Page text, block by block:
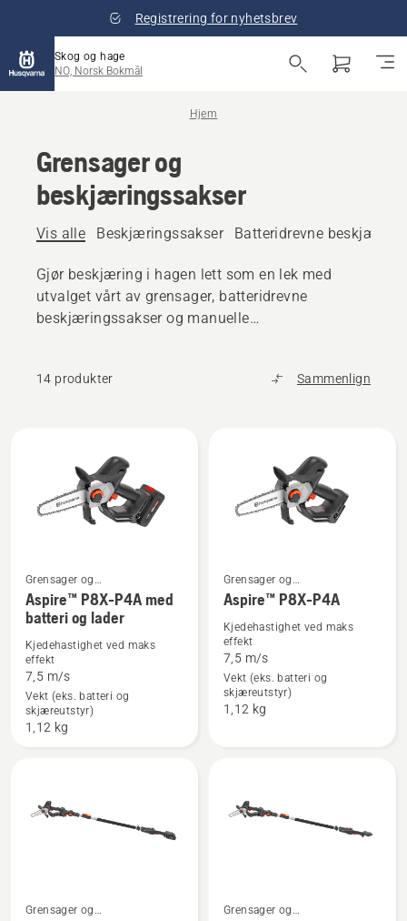
Registrering for nyhetsbrev
Skog og hage
NO, Norsk Bokmål
Hjem
Grensager og
beskjæringssakser
Vis alle Beskjæringssakser Batteridrevne
Gjør beskjæring i hagen lett som en lek med
utvalget vårt av grensager, batteridrevne
beskjæringssakser og manuelle
14 produkter Sammenlign
produkter
Se
flere
detaljer
om
Aspire™
P8X-
P4A
lader
Grensager og
beskjæringssakser
Aspire™ P8X-P4A med
batteri og lader
Kjedehastighet ved maks
effekt
7,5 m/s
Vekt (eks. batteri og
skjæreutstyr)
1,12 kg
Se
flere
detaljer
om
Aspire™
P8X-
Grensager og
beskjæringssakser
Aspire™ P8X-P4A
Kjedehastighet ved maks
effekt
7,5 m/s
Vekt (eks. batteri og
skjæreutstyr)
1,12 kg
Grensager og
Grensager og